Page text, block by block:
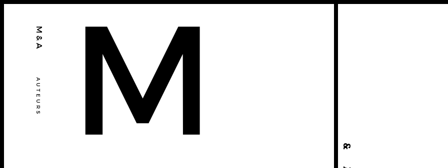
M
M&A
AUTEURS